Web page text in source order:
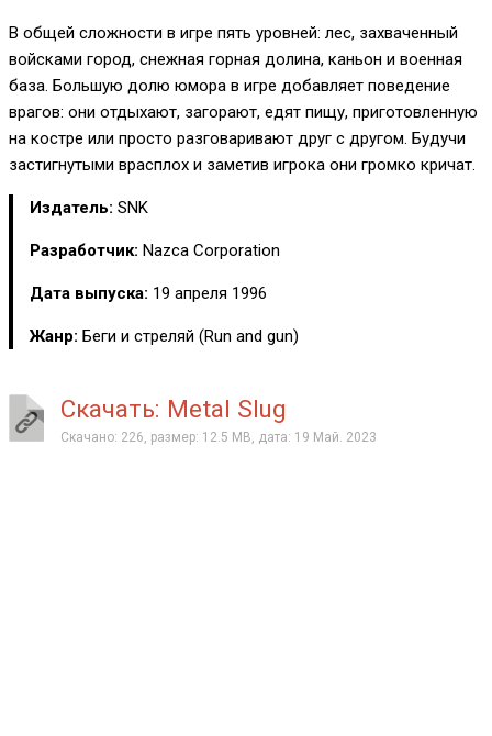
В общей сложности в игре пять уровней: лес, захваченный
войсками город, снежная горная долина, каньон и военная
база. Большую долю юмора в игре добавляет поведение
врагов: они отдыхают, загорают, едят пищу, приготовленную
на костре или просто разговаривают друг с другом. Будучи
застигнутыми врасплох и заметив игрока они громко кричат.
Издатель: SNK
Разработчик: Nazca Corporation
Дата выпуска: 19 апреля 1996
Жанр: Беги и стреляй (Run and gun)
Скачать: Metal Slug
Скачано: 226, размер: 12.5 MB, дата: 19 Май. 2023